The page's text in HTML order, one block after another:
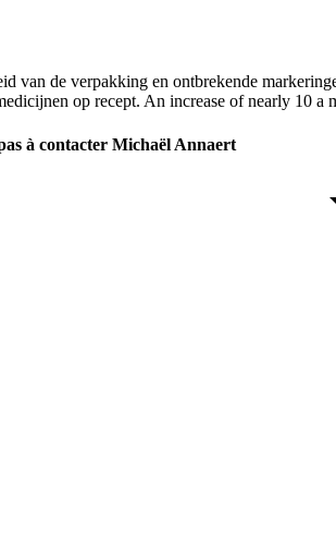
van de verpakking en ontbrekende
op recept. An increase of nearly 10
à contacter Michaël Annaert